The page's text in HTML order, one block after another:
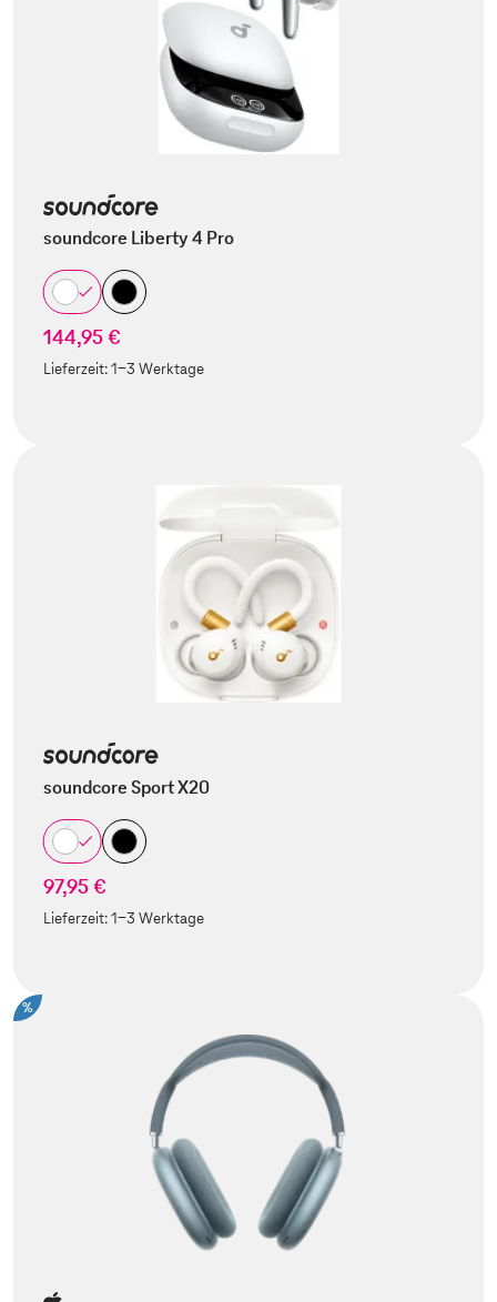
soundcore Liberty 4 Pro
144,95 €
Lieferzeit:1-3 Werktage
soundcore Sport X20
97,95 €
Lieferzeit:1-3 Werktage
%